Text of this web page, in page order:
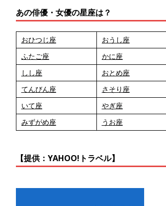
あの俳優・女優の星座は？
おひつじ座
おうし座
ふたご座
かに座
しし座
おとめ座
てんびん座
さそり座
いて座
やぎ座
みずがめ座
うお座
【提供：YAHOO!トラベル】